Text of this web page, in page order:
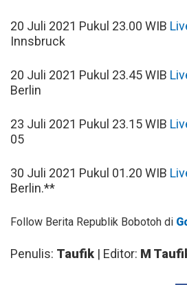
20 Juli 2021 Pukul 23.00 WIB
Innsbruck
20 Juli 2021 Pukul 23.45 WIB
Berlin
23 Juli 2021 Pukul 23.15 WIB
05
30 Juli 2021 Pukul 01.20 WIB
Berlin.**
Follow Berita Republik Bobotoh di
Penulis: Taufik | Editor: M